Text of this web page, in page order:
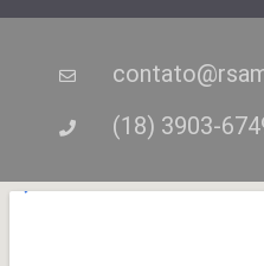
(18) 3903-